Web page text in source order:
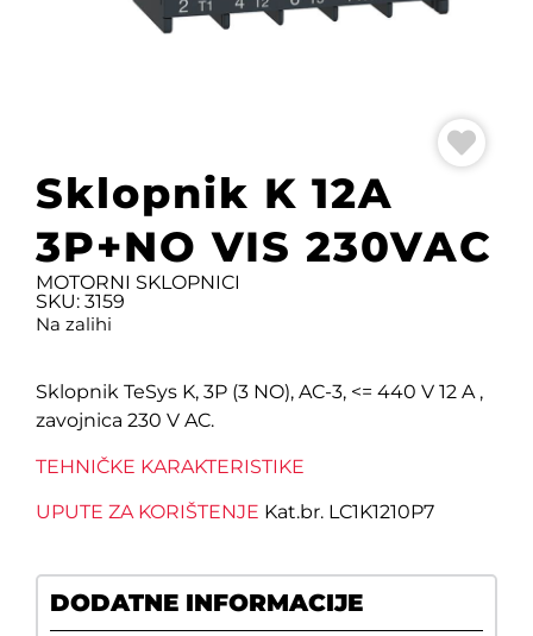
Sklopnik K 12A
3P+NO VIS 230VAC
MOTORNI SKLOPNICI
SKU: 3159
Na zalihi
Sklopnik TeSys K, 3P (3 NO), AC-3, <= 440 V 12 A ,
zavojnica 230 V AC.
TEHNIČKE KARAKTERISTIKE
UPUTE ZA KORIŠTENJE Kat.br. LC1K1210P7
DODATNE INFORMACIJE